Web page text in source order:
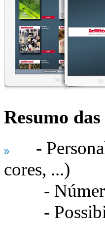
Resumo
-
cores, ...)
- Número
-